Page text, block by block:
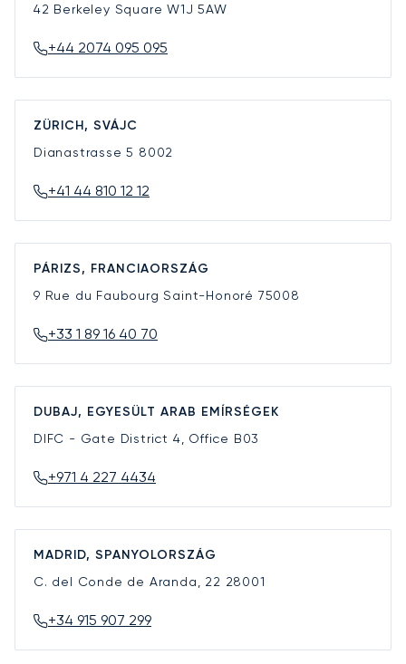
42 Berkeley SquareW1J 5AW
+44 2074 095 095
ZÜRICH, SVÁJC
Dianastrasse 5 8002
+41 44 810 12 12
PÁRIZS, FRANCIAORSZÁG
9 Rue du Faubourg Saint-Honoré 75008
+33 1 89 16 40 70
DUBAJ, EGYESÜLT ARAB EMÍRSÉGEK
DIFC - Gate District 4, Office B03
+971 4 227 4434
MADRID, SPANYOLORSZÁG
C. del Conde de Aranda, 22 28001
+34 915 907 299